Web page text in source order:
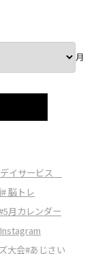
月
イサービス
# 脳トレ
月カレンダー
大会#あじさい